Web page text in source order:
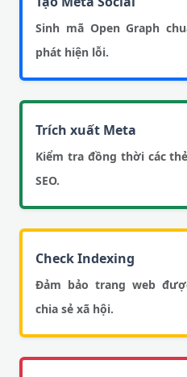
Sinh mã Open Graph
phát hiện lỗi.
Trích xuất Meta
Kiểm tra đồng thời các
SEO.
Check Indexing
Đảm bảo trang web
chia sẻ xã hội.